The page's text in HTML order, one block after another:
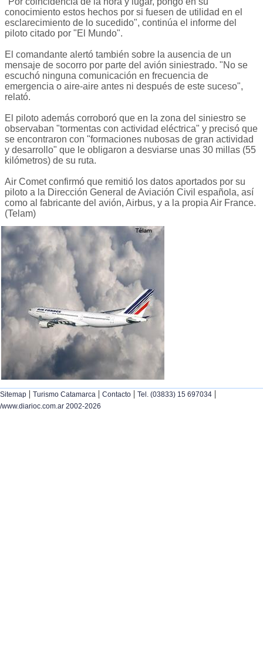
conocimiento estos hechos por si fuesen de utilidad en el
esclarecimiento de lo sucedido", continúa el informe del
piloto citado por "El Mundo".
El comandante alertó también sobre la ausencia de un
mensaje de socorro por parte del avión siniestrado. "No se
escuchó ninguna comunicación en frecuencia de
emergencia o aire-aire antes ni después de este suceso",
relató.
El piloto además corroboró que en la zona del siniestro se
observaban "tormentas con actividad eléctrica" y precisó que
se encontraron con "formaciones nubosas de gran actividad
y desarrollo" que le obligaron a desviarse unas 30 millas (55
kilómetros) de su ruta.
Air Comet confirmó que remitió los datos aportados por su
piloto a la Dirección General de Aviación Civil española, así
como al fabricante del avión, Airbus, y a la propia Air France.
(Telam)
Sitemap | Turismo Catamarca | Contacto | Tel. (03833) 15 697034 |
/www.diarioc.com.ar 2002-2026